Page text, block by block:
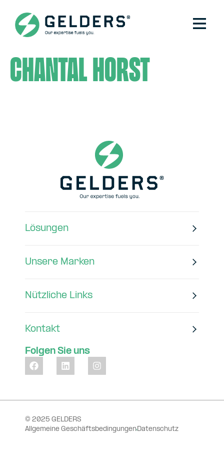
Chantal Horst
Lösungen
Unsere Marken
Nützliche Links
Kontakt
Folgen Sie uns
© 2025 GELDERS
Allgemeine GeschäftsbedingungenDatenschutz